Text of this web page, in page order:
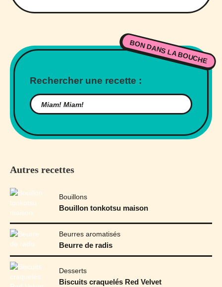
BON DANS LA BOUCHE
Rechercher une recette :
Autres recettes
Bouillons
Bouillon tonkotsu maison
Beurres aromatisés
Beurre de radis
Desserts
Biscuits craquelés Red Velvet